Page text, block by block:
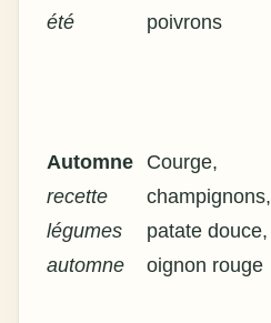
été
poivrons
Automne
recette
légumes
automne
Courge,
champignons,
patate douce,
oignon rouge